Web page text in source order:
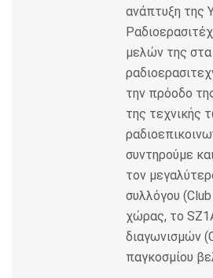
ανάπτυξη της
μελών της στα
την πρόοδο
της τεχνικής
συντηρούμε
τον
συλλόγου
χώρας, το
διαγωνισμών
παγκοσμίου